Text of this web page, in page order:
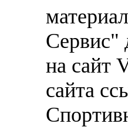
Сервис"
на сайт
сайта